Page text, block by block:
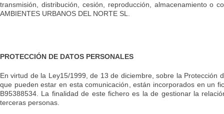
transmisión, distribución, cesión, reproducción, almacenamiento o
AMBIENTES URBANOS DEL NORTE SL.
PROTECCIÓN DE DATOS PERSONALES
En virtud de la Ley15/1999, de 13 de diciembre, sobre la
que pueden estar en esta comunicación, están incorporados en un
B95388534. La finalidad de este fichero es la de gestionar la
terceras personas.